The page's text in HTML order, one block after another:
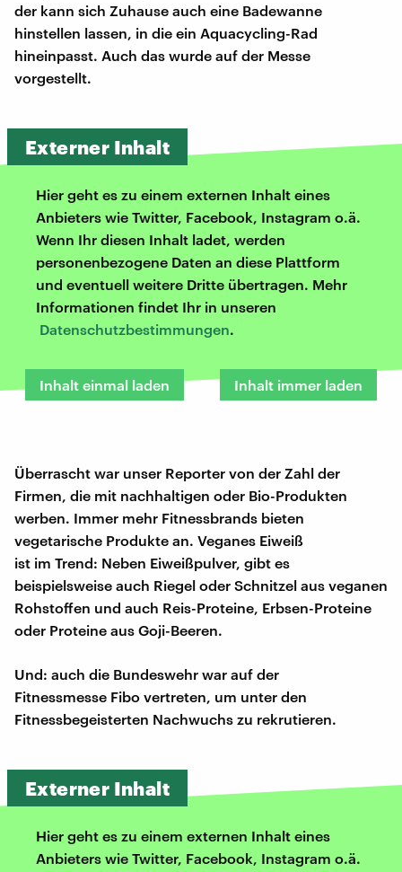
der kann sich Zuhause auch eine Badewanne
hinstellen lassen, in die ein Aquacycling-Rad
hineinpasst. Auch das wurde auf der Messe
vorgestellt.
Externer Inhalt
Hier geht es zu einem externen Inhalt eines
Anbieters wie Twitter, Facebook, Instagram o.ä.
Wenn Ihr diesen Inhalt ladet, werden
personenbezogene Daten an diese Plattform
und eventuell weitere Dritte übertragen. Mehr
Informationen findet Ihr in unseren
Datenschutzbestimmungen.
Inhalt einmal laden Inhalt immer laden
Überrascht war unser Reporter von der Zahl der
Firmen, die mit nachhaltigen oder Bio-Produkten
werben. Immer mehr Fitnessbrands bieten
vegetarische Produkte an. Veganes Eiweiß
ist im Trend: Neben Eiweißpulver, gibt es
beispielsweise auch Riegel oder Schnitzel aus veganen
Rohstoffen und auch Reis-Proteine, Erbsen-Proteine
oder Proteine aus Goji-Beeren.
Und: auch die Bundeswehr war auf der
Fitnessmesse Fibo vertreten, um unter den
Fitnessbegeisterten Nachwuchs zu rekrutieren.
Externer Inhalt
Hier geht es zu einem externen Inhalt eines
Anbieters wie Twitter, Facebook, Instagram o.ä.